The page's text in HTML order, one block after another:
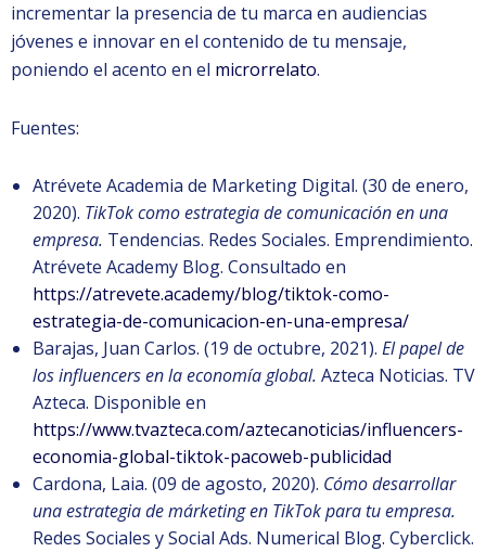
incrementar la presencia de tu marca en audiencias
jóvenes e innovar en el contenido de tu mensaje,
poniendo el acento en el microrrelato.
Fuentes:
Atrévete Academia de Marketing Digital. (30 de enero,
2020). TikTok como estrategia de comunicación en una
empresa. Tendencias. Redes Sociales. Emprendimiento.
Atrévete Academy Blog. Consultado en
https://atrevete.academy/blog/tiktok-como-
estrategia-de-comunicacion-en-una-empresa/
Barajas, Juan Carlos. (19 de octubre, 2021). El papel de
los influencers en la economía global. Azteca Noticias. TV
Azteca. Disponible en
https://www.tvazteca.com/aztecanoticias/influencers-
economia-global-tiktok-pacoweb-publicidad
Cardona, Laia. (09 de agosto, 2020). Cómo desarrollar
una estrategia de márketing en TikTok para tu empresa.
Redes Sociales y Social Ads. Numerical Blog. Cyberclick.